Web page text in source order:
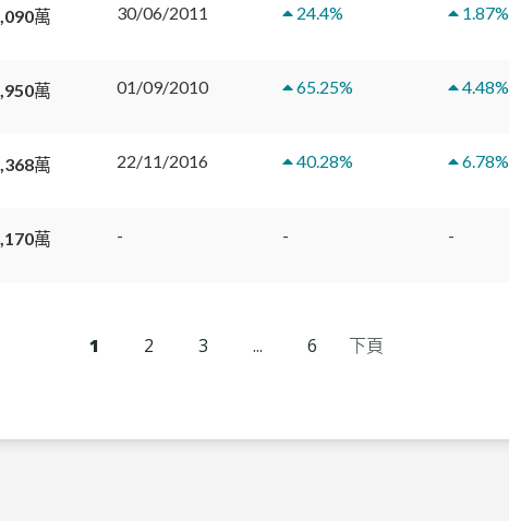
萬 30/06/2011 24.4% 1.87%
萬 01/09/2010 65.25% 4.48%
萬 22/11/2016 40.28% 6.78%
萬 - - -
1 2 3 ... 6 下頁